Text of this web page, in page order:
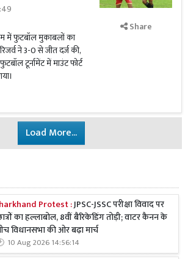
फुटबॉल मुकाबलों का
ने 3-0 से जीत दर्ज की,
टूर्नामेंट में माउंट फोर्ट
Share
Load More...
Protest :JPSC-JSSC परीक्षा विवाद पर
का हल्लाबोल, 8वीं बैरिकेडिंग तोड़ी; वाटर कैनन के
विधानसभा की ओर बढ़ा मार्च
10 Aug 2026 14:56:14